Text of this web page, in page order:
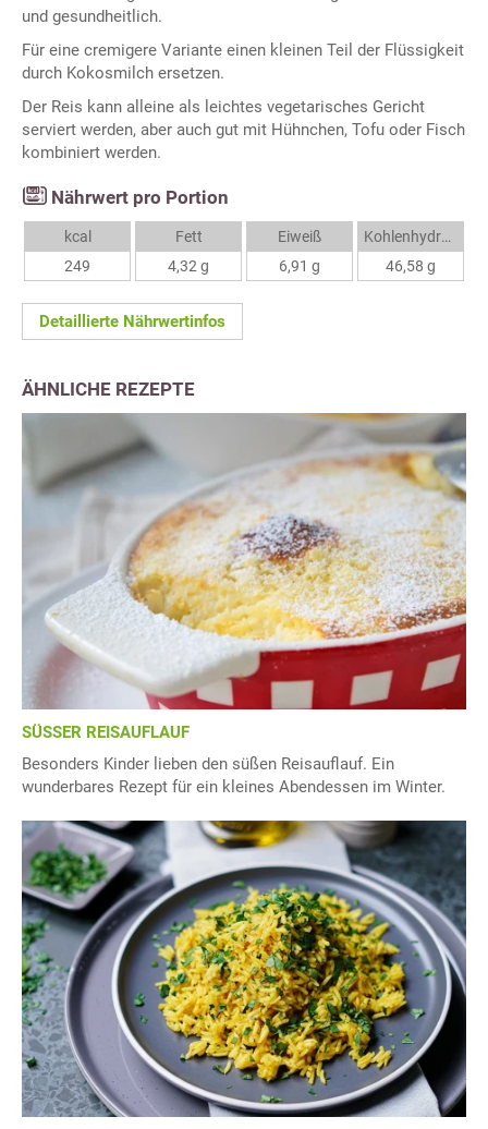
und gesundheitlich.
Für eine cremigere Variante einen kleinen Teil der Flüssigkeit
durch Kokosmilch ersetzen.
Der Reis kann alleine als leichtes vegetarisches Gericht
serviert werden, aber auch gut mit Hühnchen, Tofu oder Fisch
kombiniert werden.
Nährwert pro Portion
kcal
249
Fett
4,32 g
Eiweiß
6,91 g
Kohlenhydrate
46,58 g
Detaillierte Nährwertinfos
ÄHNLICHE REZEPTE
SÜSSER REISAUFLAUF
Besonders Kinder lieben den süßen Reisauflauf. Ein
wunderbares Rezept für ein kleines Abendessen im Winter.